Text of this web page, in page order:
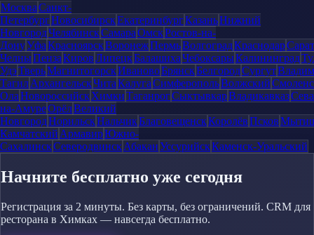
МоскваСанкт-
ПетербургНовосибирскЕкатеринбургКазаньНижний
НовгородЧелябинскСамараОмскРостов-на-
ДонуУфаКрасноярскВоронежПермьВолгоградКраснодар
ЧелныПензаКировЛипецкБалашихаЧебоксарыКалининград
УдэТверьМагнитогорскИвановоБрянскБелгородСургут
ТагилАрхангельскЧитаКалугаСимферопольВолжский
ОлаНовороссийскХимкиТаганрогСыктывкарВладикавказ
на-АмуреОрёлВеликий
НовгородНорильскНальчикБлаговещенскКоролёвПсков
Камчатский АрмавирЮжно-
СахалинскСеверодвинскАбаканУссурийскКаменск-Уральский
Начните бесплатно уже сегодня
Регистрация за 2 минуты. Без карты, без ограничений. CRM для
ресторана в Химках — навсегда бесплатно.